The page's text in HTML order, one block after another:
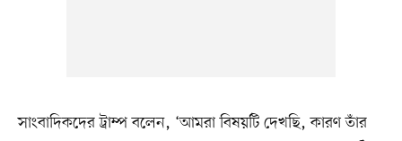
সাংবাদিকদের ট্রাম্প বলেন, ‘আমরা বিষয়টি দেখছি, কারণ তাঁর